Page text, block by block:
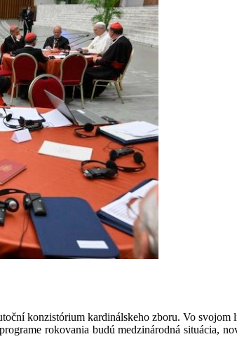
konzistórium kardinálskeho zboru. Vo svojom
rokovania budú medzinárodná situácia,